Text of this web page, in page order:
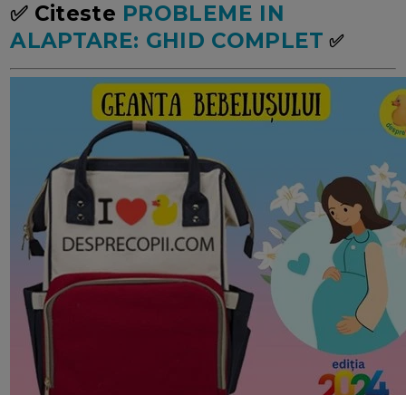
✅ Citeste PROBLEME IN
ALAPTARE: GHID COMPLET ✅